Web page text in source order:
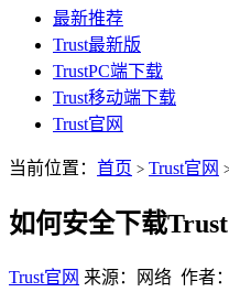
最新推荐
Trust最新版
TrustPC端下载
Trust移动端下载
Trust官网
当前位置： 首页 > Trust官网
如何安全下载
Trust官网 来源：网络 作者